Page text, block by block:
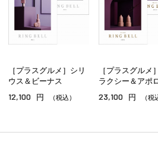
ヴァンウェスト ギフトカタログ
ビームス デザイン カタログギフト
ＳＴＹＬＩＳＨ ｅ－ＧＩＦＴ
メンズコレクション
［プラスグルメ］シリ
ウス＆ビーナス
12,100 円 （税込）
［プラスグルメ
ラクシー＆アポ
23,100 円 （税